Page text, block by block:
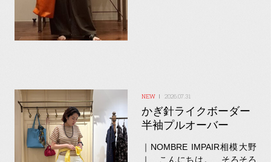
2026.07.31
かぎ針ライクボーダー
半袖プルオーバー
｜NOMBRE IMPAIR相模大野
｜ こんにちは。 そろそろ